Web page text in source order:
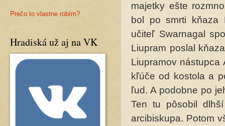
majetky ešte
bol po smrti kňaza
učiteľ Swarnagal
Liupram poslal
Liupramov nástupca
kľúče od kostola a
ľud. A podobne po
Ten tu pôsobil
arcibiskupa. Potom
Prečo to vlastne robím?
Hradiská už aj na VK